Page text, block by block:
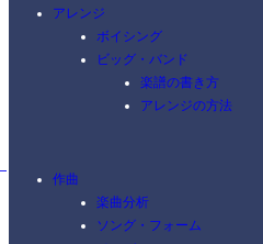
アレンジ
ボイシング
ビッグ・バンド
楽譜の書き方
アレンジの方法
作曲
楽曲分析
ソング・フォーム